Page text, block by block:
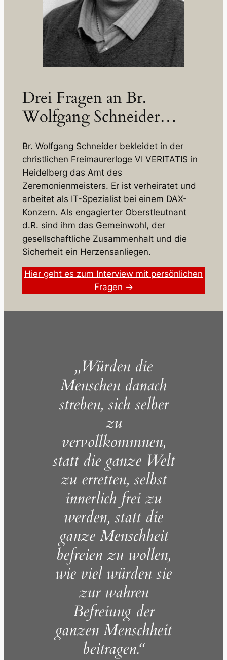
Drei Fragen an Br.
Wolfgang Schneider…
Br. Wolfgang Schneider bekleidet in der
christlichen Freimaurerloge VI VERITATIS in
Heidelberg das Amt des
Zeremonienmeisters. Er ist verheiratet und
arbeitet als IT-Spezialist bei einem DAX-
Konzern. Als engagierter Oberstleutnant
d.R. sind ihm das Gemeinwohl, der
gesellschaftliche Zusammenhalt und die
Sicherheit ein Herzensanliegen.
Hier geht es zum Interview mit persönlichen
Fragen →
„Würden die
Menschen danach
streben, sich selber
zu
vervollkommnen,
statt die ganze Welt
zu erretten, selbst
innerlich frei zu
werden, statt die
ganze Menschheit
befreien zu wollen,
wie viel würden sie
zur wahren
Befreiung der
ganzen Menschheit
beitragen.“